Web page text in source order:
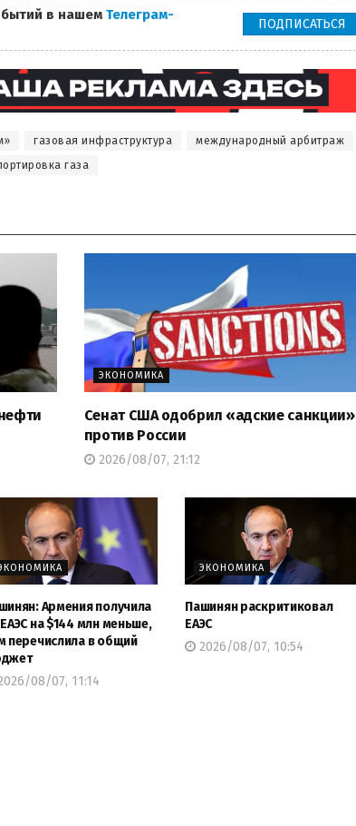
в нашем Телеграм-
ПОДПИСАТЬСЯ
газовая инфраструктура
международный арбитраж
газа
ЭКОНОМИКА
Сенат США одобрил «адские санкции»
против России
2026/08/07, 21:12
Армения получила
на $144 млн меньше,
перечислила в общий
08/07, 11:14
ЭКОНОМИКА
Пашинян раскритиковал
ЕАЭС
2026/08/07, 10:54